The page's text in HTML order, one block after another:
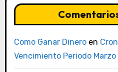
Como Ganar Dineroen
Vencimiento Periodo Marzo